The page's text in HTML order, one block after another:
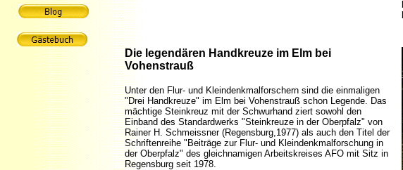
Die legendären Handkreuze im Elm bei
Vohenstrauß
Unter den Flur- und Kleindenkmalforschern sind die einmaligen
"Drei Handkreuze" im Elm bei Vohenstrauß schon Legende. Das
mächtige Steinkreuz mit der Schwurhand ziert sowohl den
Einband des Standardwerks "Steinkreuze in der Oberpfalz" von
Rainer H. Schmeissner (Regensburg,1977) als auch den Titel der
Schriftenreihe "Beiträge zur Flur- und Kleindenkmalforschung in
der Oberpfalz" des gleichnamigen Arbeitskreises AFO mit Sitz in
Regensburg seit 1978.